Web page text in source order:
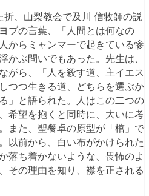
、山梨教会で及川 信牧師の説
ブの言葉、「人間とは何なの
からミャンマーで起きている惨
かぶ問いでもあった。先生は、
がら、「人を殺す道、主イエス
つつ生きる道、どちらを選ぶか
」と語られた。人はこの二つの
希望を抱くと同時に、大いに考
また、聖餐卓の原型が「棺」で
以前から、白い布がかけられた
落ち着かないような、畏怖のよ
その理由を知り、襟を正される